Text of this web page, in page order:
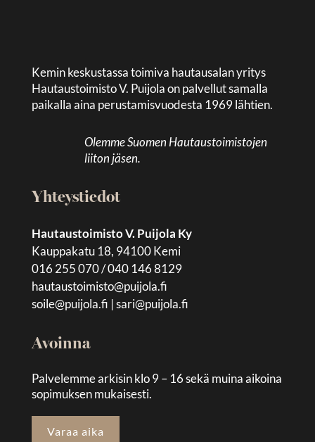
Kemin keskustassa toimiva hautausalan yritys
Hautaustoimisto V. Puijola on palvellut samalla
paikalla aina perustamisvuodesta 1969 lähtien.
Olemme Suomen Hautaustoimistojen
liiton jäsen.
Yhteystiedot
Hautaustoimisto V. Puijola Ky
Kauppakatu 18, 94100 Kemi
016 255 070 / 040 146 8129
hautaustoimisto@puijola.fi
soile@puijola.fi |sari@puijola.fi
Avoinna
Palvelemme arkisin klo 9 – 16 sekä muina aikoina
sopimuksen mukaisesti.
Varaa aika